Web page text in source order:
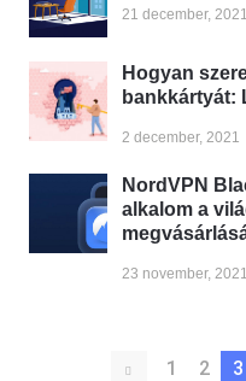
21 december, 2021
Hogyan
bankkártyát:
2 december, 2021
NordVPN
alkalom a
23 november, 2021
1 2 3